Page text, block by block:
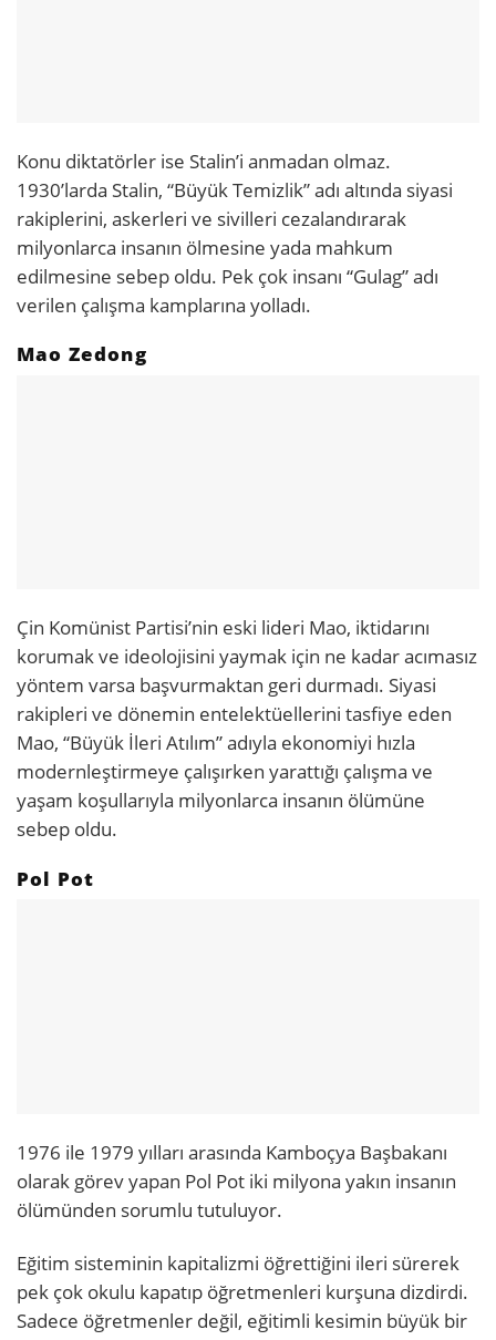
Konu diktatörler ise Stalin’i anmadan olmaz.
1930’larda Stalin, “Büyük Temizlik” adı altında siyasi
rakiplerini, askerleri ve sivilleri cezalandırarak
milyonlarca insanın ölmesine yada mahkum
edilmesine sebep oldu. Pek çok insanı “Gulag” adı
verilen çalışma kamplarına yolladı.
Mao Zedong
Çin Komünist Partisi’nin eski lideri Mao, iktidarını
korumak ve ideolojisini yaymak için ne kadar acımasız
yöntem varsa başvurmaktan geri durmadı. Siyasi
rakipleri ve dönemin entelektüellerini tasfiye eden
Mao, “Büyük İleri Atılım” adıyla ekonomiyi hızla
modernleştirmeye çalışırken yarattığı çalışma ve
yaşam koşullarıyla milyonlarca insanın ölümüne
sebep oldu.
Pol Pot
1976 ile 1979 yılları arasında Kamboçya Başbakanı
olarak görev yapan Pol Pot iki milyona yakın insanın
ölümünden sorumlu tutuluyor.
Eğitim sisteminin kapitalizmi öğrettiğini ileri sürerek
pek çok okulu kapatıp öğretmenleri kurşuna dizdirdi.
Sadece öğretmenler değil, eğitimli kesimin büyük bir